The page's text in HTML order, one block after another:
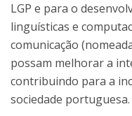
LGP e para o
linguísticas e
comunicação
possam melhorar a
contribuindo para a
sociedade portuguesa.